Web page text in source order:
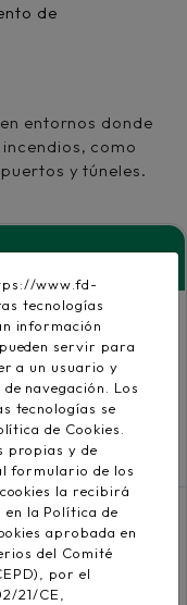
de
entornos donde
como
y túneles.
EN 60228, EN
e IEC 60228
www.fd-
tecnologías
información
servir para
a un usuario y
navegación. Los
tecnologías se
de Cookies.
propias y de
formulario de los
la recibirá
en la Política de
aprobada en
del Comité
por el
21/CE,